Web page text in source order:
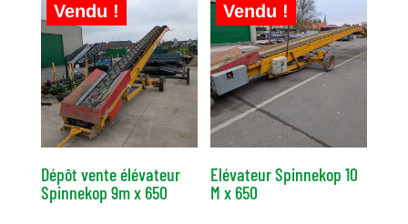
Vendu !
Dépôt vente élévateur
Spinnekop 9m x 650
Vendu !
Elévateur Spinnekop 10
M x 650